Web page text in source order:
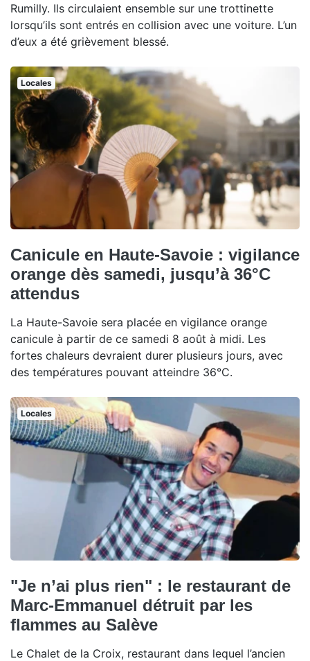
Rumilly. Ils circulaient ensemble sur une trottinette
lorsqu’ils sont entrés en collision avec une voiture. L’un
d’eux a été grièvement blessé.
Locales
Canicule en Haute-Savoie : vigilance
orange dès samedi, jusqu’à 36°C
attendus
La Haute-Savoie sera placée en vigilance orange
canicule à partir de ce samedi 8 août à midi. Les
fortes chaleurs devraient durer plusieurs jours, avec
des températures pouvant atteindre 36°C.
Locales
"Je n’ai plus rien" : le restaurant de
Marc-Emmanuel détruit par les
flammes au Salève
Le Chalet de la Croix, restaurant dans lequel l’ancien